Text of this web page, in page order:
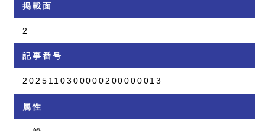
掲載面
2
記事番号
2025110300000200000013
属性